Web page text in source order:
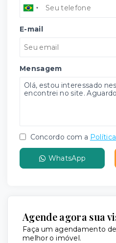
E-mail
Mensagem
Concordo com a
WhatsApp
Agende agora sua
Faça um agendamento
melhor o imóvel.